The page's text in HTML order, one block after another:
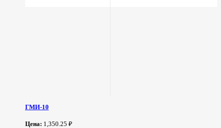
ГМИ-10
Цена: 1,350.25 ₽